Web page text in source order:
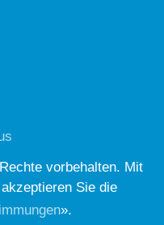
vorbehalten. Mit
Sie die
».